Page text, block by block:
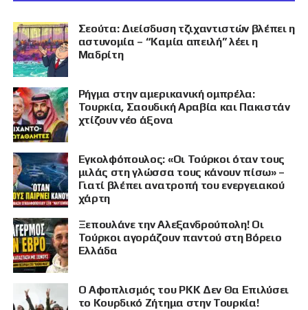
Σεούτα: Διείσδυση τζιχαντιστών βλέπει η
αστυνομία – “Καμία απειλή” λέει η
Μαδρίτη
Ρήγμα στην αμερικανική ομπρέλα:
Τουρκία, Σαουδική Αραβία και Πακιστάν
χτίζουν νέο άξονα
Εγκολφόπουλος: «Οι Τούρκοι όταν τους
μιλάς στη γλώσσα τους κάνουν πίσω» –
Γιατί βλέπει ανατροπή του ενεργειακού
χάρτη
Ξεπουλάνε την Αλεξανδρούπολη! Οι
Τούρκοι αγοράζουν παντού στη Βόρειο
Ελλάδα
Ο Αφοπλισμός του PKK Δεν Θα Επιλύσει
το Κουρδικό Ζήτημα στην Τουρκία!